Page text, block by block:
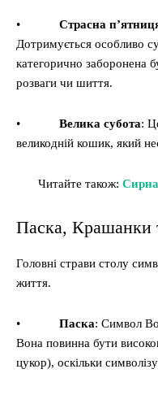
• Страсна
Дотримується особливо
категорично заборонена
розваги чи шиття.
• Велика субота:
великодній кошик, який
Читайте також: Сирна
Паска, Крашанки
Головні страви столу
життя.
• Паска: Символ
Вона повинна бути
цукор), оскільки